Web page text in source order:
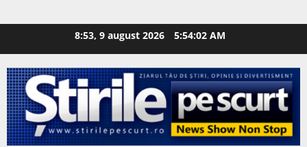
8:53, 9 august 2026 5:54:03 AM